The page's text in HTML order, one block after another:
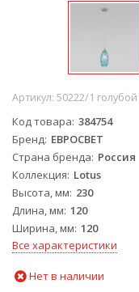
Артикул: 50222/1 голубой
Код товара 384754
Бренд ЕВРОСВЕТ
Страна бренда Россия
Коллекция Lotus
Высота, мм 230
Длина, мм 120
Ширина, мм 120
Все характеристики
Нет в наличии